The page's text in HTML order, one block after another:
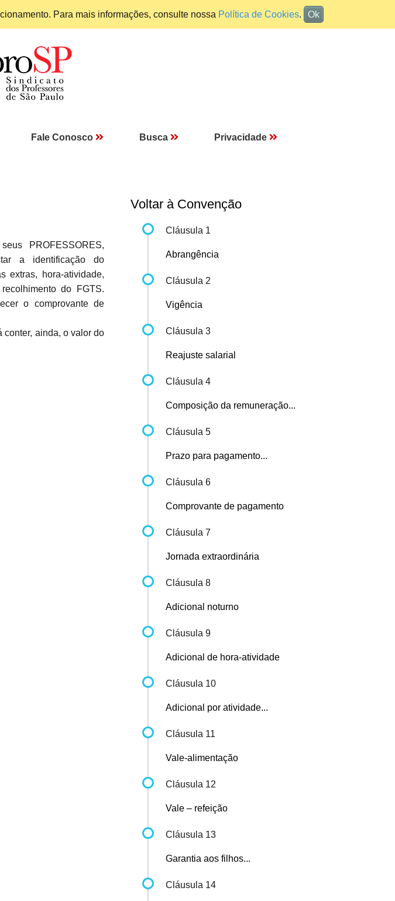
Para mais informações, consulte nossa Política de Cookies. Ok
Fale Conosco Busca Privacidade
PROFESSORES,
a identificação do
extras, hora-atividade,
do FGTS.
o comprovante de
conter, ainda, o valor do
Voltar à Convenção
Cláusula 1
Abrangência
Cláusula 2
Vigência
Cláusula 3
Reajuste salarial
Cláusula 4
Composição da remuneração...
Cláusula 5
Prazo para pagamento...
Cláusula 6
Comprovante de pagamento
Cláusula 7
Jornada extraordinária
Cláusula 8
Adicional noturno
Cláusula 9
Adicional de hora-atividade
Cláusula 10
Adicional por atividade...
Cláusula 11
Vale-alimentação
Cláusula 12
Vale – refeição
Cláusula 13
Garantia aos filhos...
Cláusula 14